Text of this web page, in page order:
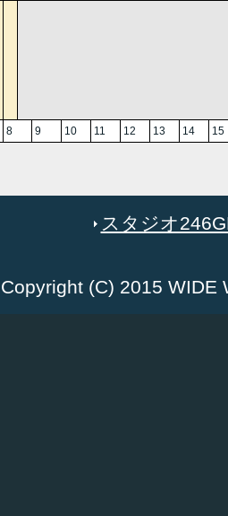
8 9 10 11 12 13 14 15
スタジオ
Copyright (C) 2015 WIDE